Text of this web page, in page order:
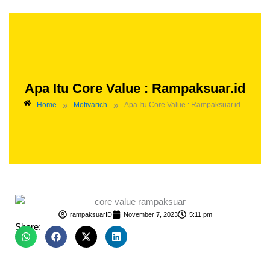
Apa Itu Core Value : Rampaksuar.id
Home » Motivarich » Apa Itu Core Value : Rampaksuar.id
rampaksuarID November 7, 2023 5:11 pm
Share: